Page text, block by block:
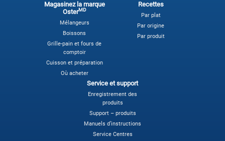
Magasinez la marque
OsterMD
Mélangeurs
Boissons
Grille-pain et fours de
comptoir
Cuisson et préparation
Où acheter
Recettes
Par plat
Par origine
Par produit
Service et support
Enregistrement des
produits
Support – produits
Manuels d’instructions
Service Centres